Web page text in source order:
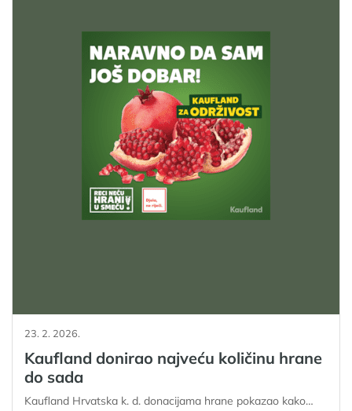
23. 2. 2026.
Kaufland donirao najveću količinu hrane
do sada
Kaufland Hrvatska k. d. donacijama hrane pokazao kako…